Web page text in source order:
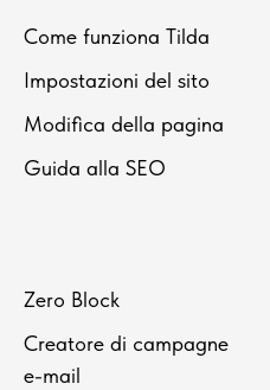
Come funziona Tilda
Impostazioni del sito
Modifica della pagina
Guida alla SEO
Zero Block
Creatore di campagne
e-mail